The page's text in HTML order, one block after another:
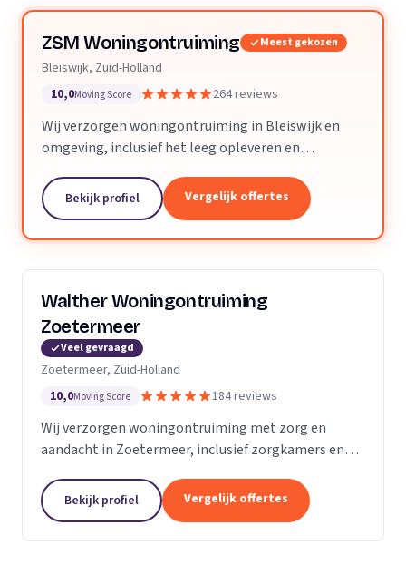
ZSM Woningontruiming Meest gekozen
Bleiswijk, Zuid-Holland
10,0Moving Score 264 reviews
Wij verzorgen woningontruiming in Bleiswijk en
omgeving, inclusief het leeg opleveren en
Bekijk profiel Vergelijk offertes
Walther Woningontruiming
Zoetermeer
Veel gevraagd
Zoetermeer, Zuid-Holland
10,0Moving Score 184 reviews
Wij verzorgen woningontruiming met zorg en
aandacht in Zoetermeer, inclusief zorgkamers en
Bekijk profiel Vergelijk offertes